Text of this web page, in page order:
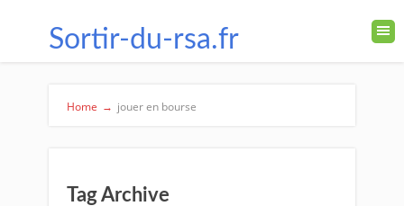
Sortir-du-rsa.fr
Home → jouer en bourse
Tag Archive